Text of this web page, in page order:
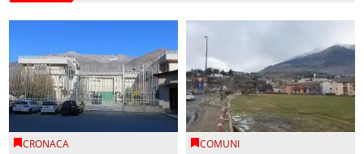
CRONACA COMUNI